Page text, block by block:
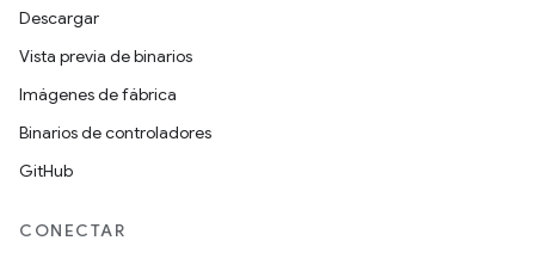
Descargar
Vista previa de binarios
Imágenes de fábrica
Binarios de controladores
GitHub
CONECTAR